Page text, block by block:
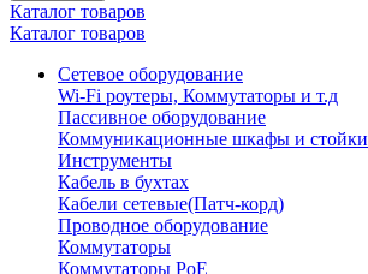
Каталог товаров
Каталог товаров
Сетевое оборудование
Wi-Fi роутеры, Коммутаторы и т.д
Пассивное оборудование
Коммуникационные шкафы и стойки
Инструменты
Кабель в бухтах
Кабели сетевые(Патч-корд)
Проводное оборудование
Коммутаторы
Коммутаторы PoE